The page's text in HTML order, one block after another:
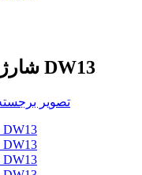
شارژر بی سیم از نوع دسک تاپ DW13